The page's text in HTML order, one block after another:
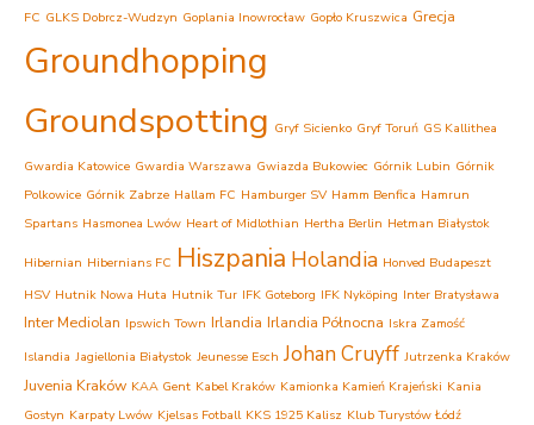
FC GLKS Dobrcz-Wudzyn Goplania Inowrocław Gopło Kruszwica Grecja
Groundhopping
Groundspotting Gryf Sicienko Gryf Toruń GS Kallithea
Gwardia Katowice Gwardia Warszawa Gwiazda Bukowiec Górnik Lubin Górnik
Polkowice Górnik Zabrze Hallam FC Hamburger SV Hamm Benfica Hamrun
Spartans Hasmonea Lwów Heart of Midlothian Hertha Berlin Hetman Białystok
Hibernian Hibernians FC Hiszpania Holandia Honved Budapeszt
HSV Hutnik Nowa Huta Hutnik Tur IFK Goteborg IFK Nyköping Inter Bratysława
Inter Mediolan Ipswich Town Irlandia Irlandia Północna Iskra Zamość
Islandia Jagiellonia Białystok Jeunesse Esch Johan Cruyff Jutrzenka Kraków
Juvenia Kraków KAA Gent Kabel Kraków Kamionka Kamień Krajeński Kania
Gostyn Karpaty Lwów Kjelsas Fotball KKS 1925 Kalisz Klub Turystów Łódź